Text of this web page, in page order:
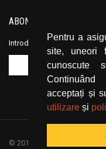
Pentru a
site, uneori
cunoscute
acceptați și
utilizare și
ABONEAZĂ-TE LA
Introduceți adresa dvs. de
© 2019